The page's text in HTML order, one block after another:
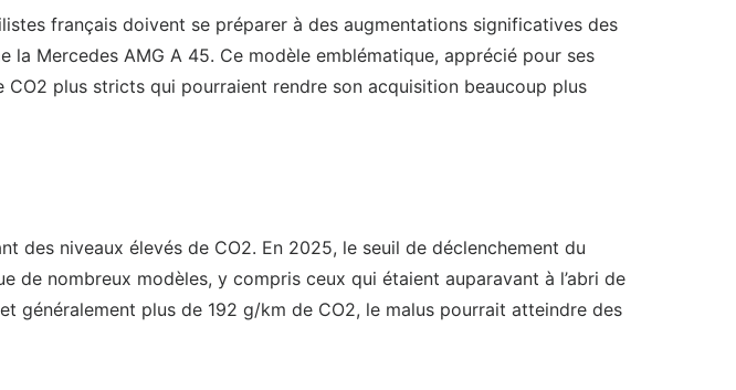
français doivent se préparer à des augmentations significatives des
Mercedes AMG A 45. Ce modèle emblématique, apprécié pour ses
plus stricts qui pourraient rendre son acquisition beaucoup plus
des niveaux élevés de CO2. En 2025, le seuil de déclenchement du
de nombreux modèles, y compris ceux qui étaient auparavant à l’abri de
généralement plus de 192 g/km de CO2, le malus pourrait atteindre des